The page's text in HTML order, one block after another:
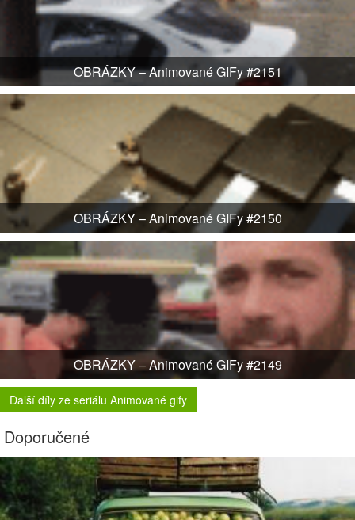
OBRÁZKY – Animované GIFy #2151
OBRÁZKY – Animované GIFy #2150
OBRÁZKY – Animované GIFy #2149
Další díly ze seriálu Animované gify
Doporučené